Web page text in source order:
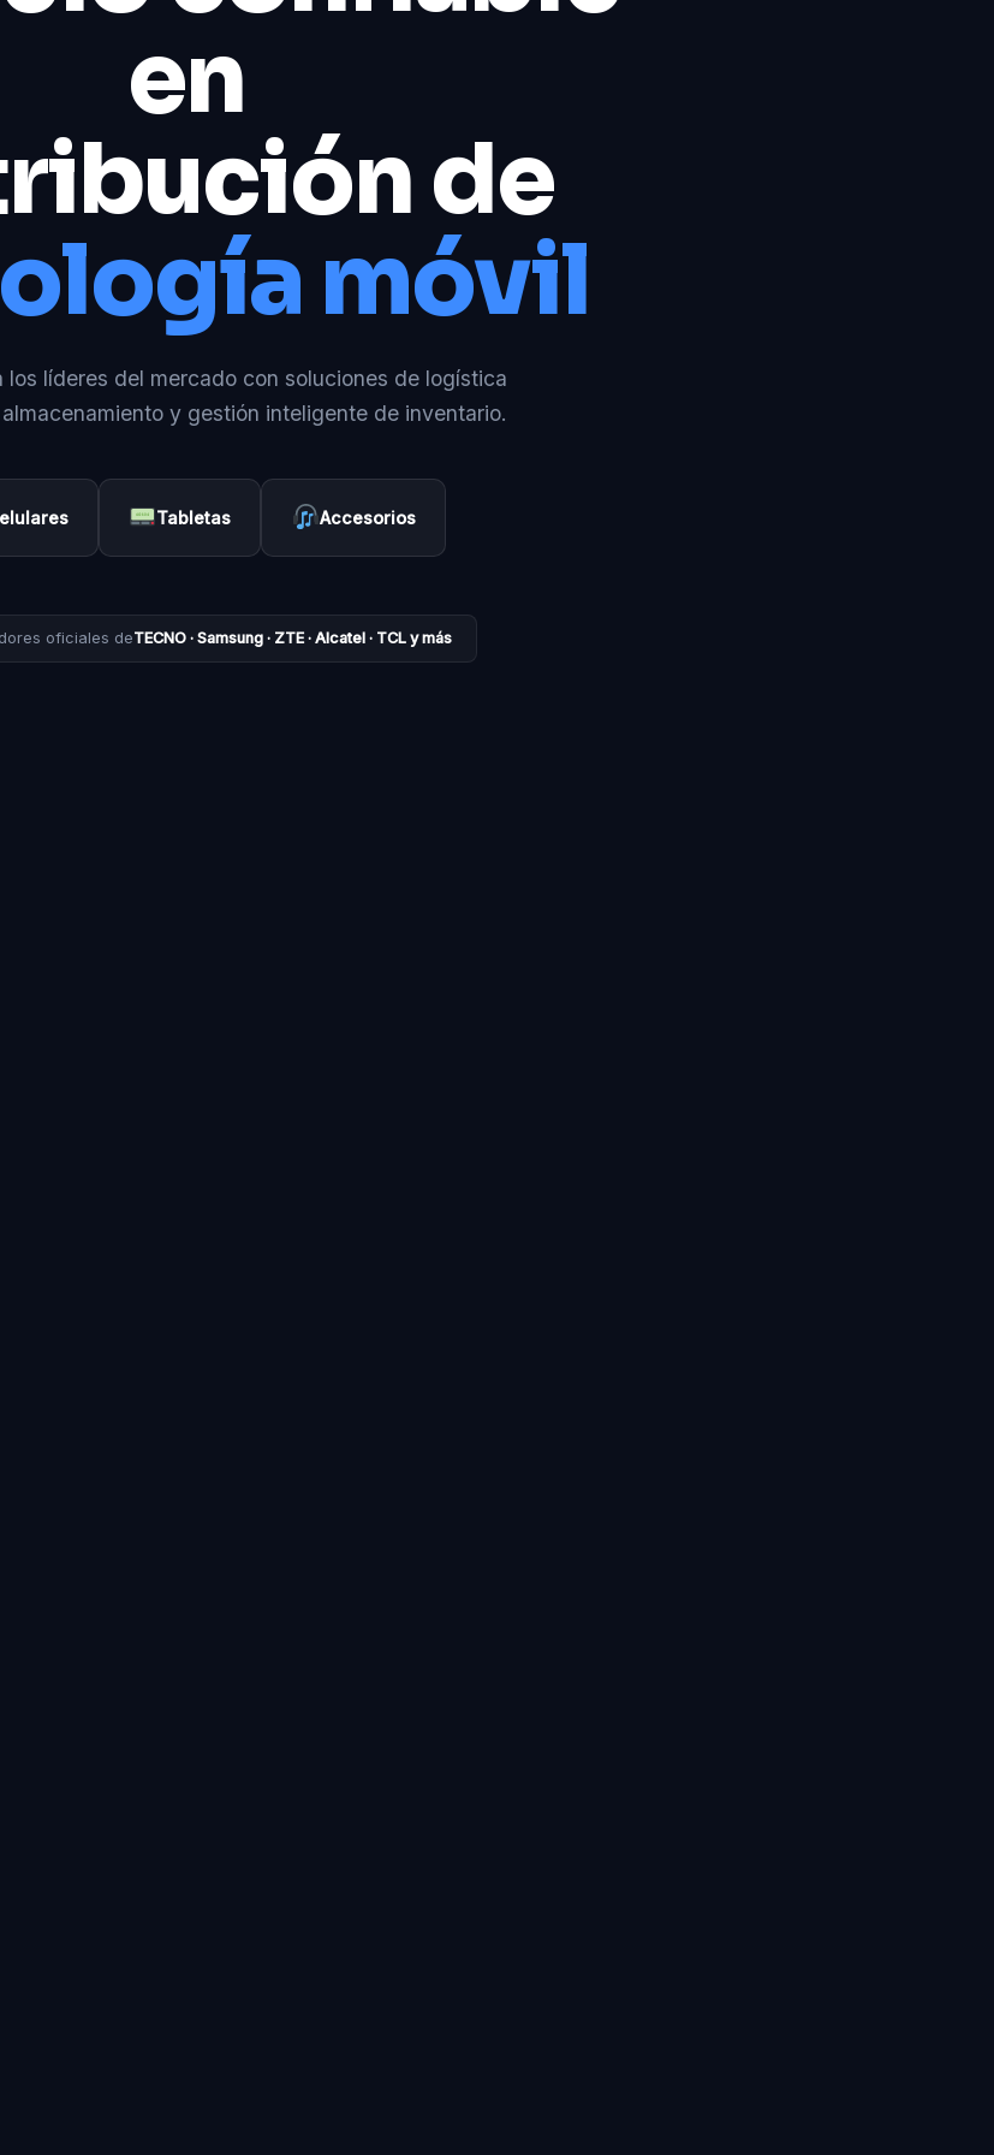
en
de
móvil
los líderes del mercado con soluciones de logística
y gestión inteligente de inventario.
Tabletas Accesorios
oficiales deTECNO · Samsung · ZTE · Alcatel · TCL y más